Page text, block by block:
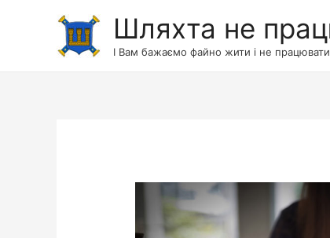
Шляхта не
І Вам бажаємо файно жити і не